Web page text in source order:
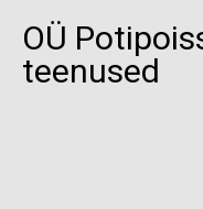
OÜ
teenused